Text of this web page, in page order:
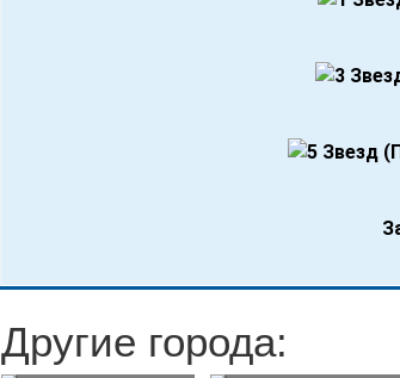
Другие города:
Тарифы на Тарифы на